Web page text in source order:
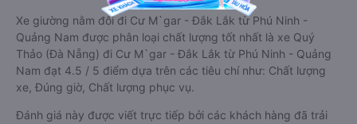
Xe giường nằm đôi đi Cư M`gar - Đắk Lắk từ Phú Ninh -
Quảng Nam được phân loại chất lượng tốt nhất là xe Quý
Thảo (Đà Nẵng) đi Cư M`gar - Đắk Lắk từ Phú Ninh - Quảng
Nam đạt 4.5 / 5 điểm dựa trên các tiêu chí như: Chất lượng
xe, Đúng giờ, Chất lượng phục vụ.
Đánh giá này được viết trực tiếp bởi các khách hàng đã trải